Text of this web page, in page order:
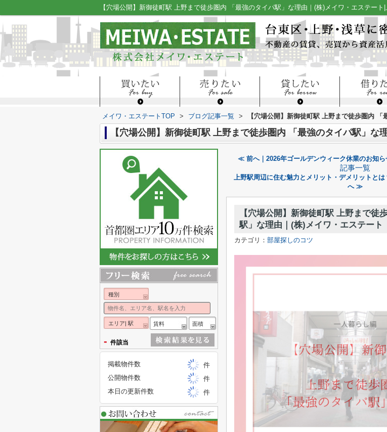
メイワ・エステートTOP > ブログ記事一覧 > 【穴場公開】新御徒町駅 上野まで徒歩圏内
【穴場公開】新御徒町駅 上野まで徒歩圏内 「最強のタイパ駅」な
≪ 前へ｜2026年ゴールデンウィーク休業のお知ら
記事一覧
上野駅周辺に住む魅力とメリット・デメリットと
へ ≫
【穴場公開】新御徒町駅 上野まで徒
駅」な理由｜(株)メイワ・エステート
カテゴリ： 部屋探しのコツ
種別
エリア| 駅 賃料 面積
- 件該当
掲載物件数
件
公開物件数
件
本日の更新件数
件